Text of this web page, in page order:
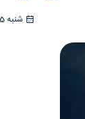
شنبه 05 مهر 1404